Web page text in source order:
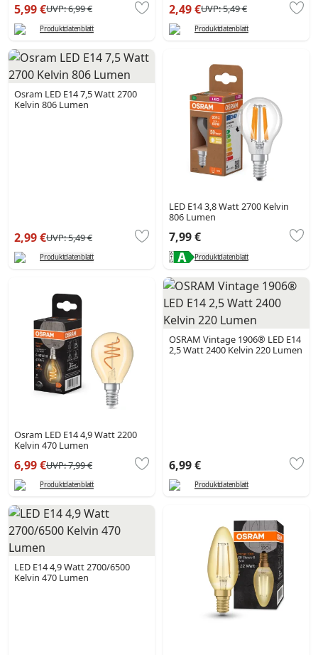
5,99 €UVP:6,99 €
Produktdatenblatt
2,49 €UVP:5,49 €
Produktdatenblatt
Osram LED E14 7,5 Watt 2700
Kelvin 806 Lumen
2,99 €UVP:5,49 €
Produktdatenblatt
LED E14 3,8 Watt 2700 Kelvin
806 Lumen
7,99 €
Produktdatenblatt
Osram LED E14 4,9 Watt 2200
Kelvin 470 Lumen
6,99 €UVP:7,99 €
Produktdatenblatt
OSRAM Vintage 1906® LED E14
2,5 Watt 2400 Kelvin 220 Lumen
6,99 €
Produktdatenblatt
LED E14 4,9 Watt 2700/6500
Kelvin 470 Lumen